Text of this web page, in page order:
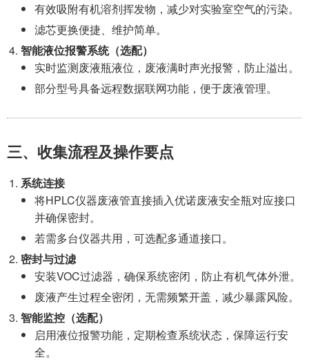
有效吸附有机溶剂挥发物，减少对实验室空气的污染。
滤芯更换便捷、维护简单。
智能液位报警系统（选配）
实时监测废液瓶液位，废液满时声光报警，防止溢出。
部分型号具备远程数据联网功能，便于废液管理。
三、收集流程及操作要点
系统连接
将HPLC仪器废液管直接插入优诺废液安全瓶对应接口
并确保密封。
若需多台仪器共用，可选配多通道接口。
密封与过滤
安装VOC过滤器，确保系统密闭，防止有机气体外泄。
废液产生过程全密闭，无需频繁开盖，减少暴露风险。
智能监控（选配）
启用液位报警功能，定期检查系统状态，保障运行安
全。